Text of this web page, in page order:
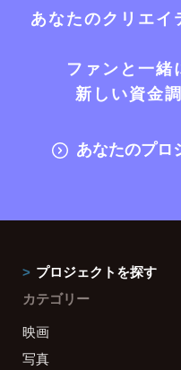
あなたのクリエイ
ファンと一緒
新しい資金
あなたのプロ
プロジェクトを探す
カテゴリー
映画
写真